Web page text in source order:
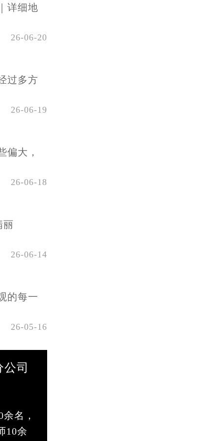
详细地
26-06-20
过多方
26-06-19
偏大，
26-06-18
丽
26-06-14
的每一
26-05-16
司
名，
10余